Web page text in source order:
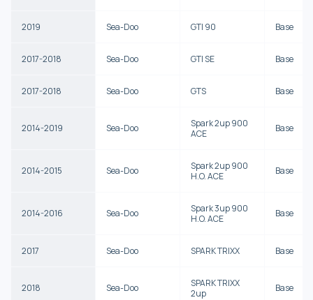
2019 Sea-Doo GTI 90 Base
2017-2018 Sea-Doo GTI SE Base
2017-2018 Sea-Doo GTS Base
2014-2019 Sea-Doo
Spark 2up 900
ACE
Base
2014-2015 Sea-Doo
Spark 2up 900
H.O. ACE
Base
2014-2016 Sea-Doo
Spark 3up 900
H.O. ACE
Base
2017 Sea-Doo SPARK TRIXX Base
2018 Sea-Doo
SPARK TRIXX
2up
Base